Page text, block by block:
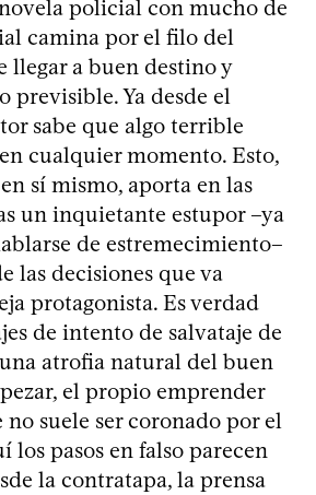
policial con mucho de
camina por el filo del
llegar a buen destino y
previsible. Ya desde el
sabe que algo terrible
cualquier momento. Esto,
sí mismo, aporta en las
un inquietante estupor –ya
de estremecimiento–
las decisiones que va
protagonista. Es verdad
de intento de salvataje de
atrofia natural del buen
el propio emprender
suele ser coronado por el
los pasos en falso parecen
la contratapa, la prensa